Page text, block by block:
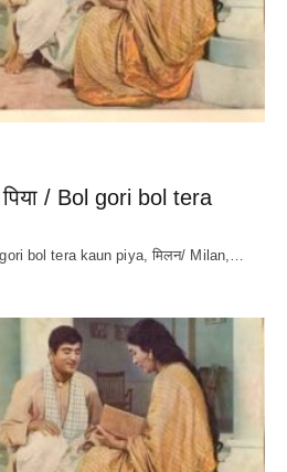
पिया / Bol gori bol tera
gori bol tera kaun piya, मिलन/ Milan,…